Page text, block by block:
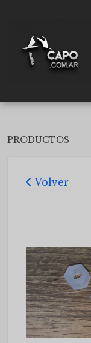
PRODUCTOS
Volver